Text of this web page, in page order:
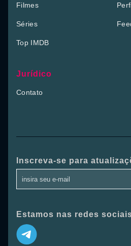
Filmes
Séries
Top IMDB
Jurídico
Contato
Inscreva-se para
Estamos nas redes